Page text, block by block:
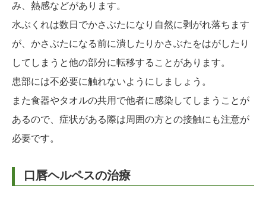
み、熱感などがあります。
水ぶくれは数日でかさぶたになり自然に剥がれ落ちます
が、かさぶたになる前に潰したりかさぶたをはがしたり
してしまうと他の部分に転移することがあります。
患部には不必要に触れないようにしましょう。
また食器やタオルの共用で他者に感染してしまうことが
あるので、症状がある際は周囲の方との接触にも注意が
必要です。
口唇ヘルペスの治療